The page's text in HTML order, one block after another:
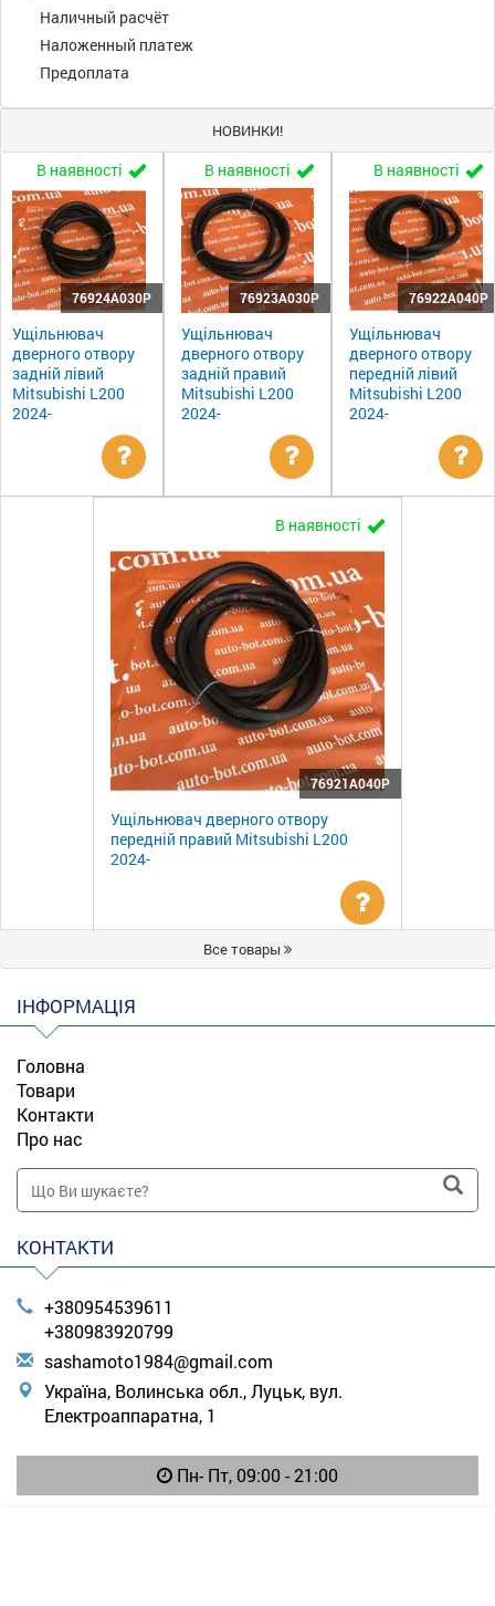
Наличный расчёт
Наложенный платеж
Предоплата
НОВИНКИ!
В наявності
76924A030P
Ущільнювач
дверного отвору
задній лівий
Mitsubishi L200
2024-
Уточнити
В наявності
76923A030P
Ущільнювач
дверного отвору
задній правий
Mitsubishi L200
2024-
Уточнити
ціну
В наявності
76922A040P
Ущільнювач
дверного отвору
передній лівий
Mitsubishi L200
2024-
В наявності
76921A040P
Ущільнювач дверного отвору
передній правий Mitsubishi L200
2024-
Уточнити
ціну
Все товары
ІНФОРМАЦІЯ
Головна
Товари
Контакти
Про нас
КОНТАКТИ
+380954539611
+380983920799
sashamoto1984@gmail.com
Україна, Волинська обл., Луцьк, вул.
Електроаппаратна, 1
Пн- Пт, 09:00 - 21:00